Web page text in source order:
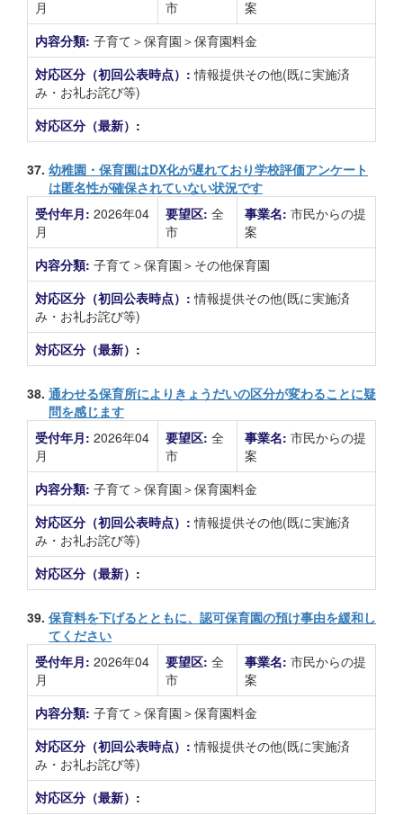
月 市
案
内容分類: 子育て＞保育園＞保育園料金
対応区分（初回公表時点）:情報提供その他(既に実施済
み・お礼お詫び等)
対応区分（最新）:
37. 幼稚園・保育園はDX化が遅れており学校評価アンケート
は匿名性が確保されていない状況です
受付年月: 2026年04
月
要望区: 全
市
事業名: 市民からの提
案
内容分類: 子育て＞保育園＞その他保育園
対応区分（初回公表時点）:情報提供その他(既に実施済
み・お礼お詫び等)
対応区分（最新）:
38. 通わせる保育所によりきょうだいの区分が変わることに疑
問を感じます
受付年月: 2026年04
月
要望区: 全
市
事業名: 市民からの提
案
内容分類: 子育て＞保育園＞保育園料金
対応区分（初回公表時点）:情報提供その他(既に実施済
み・お礼お詫び等)
対応区分（最新）:
39. 保育料を下げるとともに、認可保育園の預け事由を緩和し
てください
受付年月: 2026年04
月
要望区: 全
市
事業名: 市民からの提
案
内容分類: 子育て＞保育園＞保育園料金
対応区分（初回公表時点）:情報提供その他(既に実施済
み・お礼お詫び等)
対応区分（最新）: